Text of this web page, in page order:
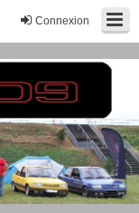
Connexion